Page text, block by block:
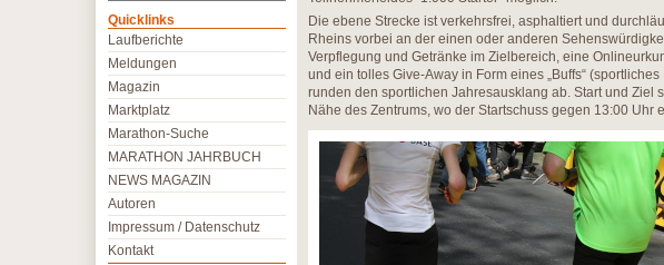
Die ebene Strecke ist verkehrsfrei, asphaltiert und
Rheins vorbei an der einen oder anderen
Verpflegung und Getränke im Zielbereich, eine
und ein tolles Give-Away in Form eines „Buffs“
runden den sportlichen Jahresausklang ab. Start und Ziel
Nähe des Zentrums, wo der Startschuss gegen 13:00 Uhr
Quicklinks
Laufberichte
Meldungen
Magazin
Marktplatz
Marathon-Suche
MARATHON JAHRBUCH
NEWS MAGAZIN
Autoren
Impressum / Datenschutz
Kontakt